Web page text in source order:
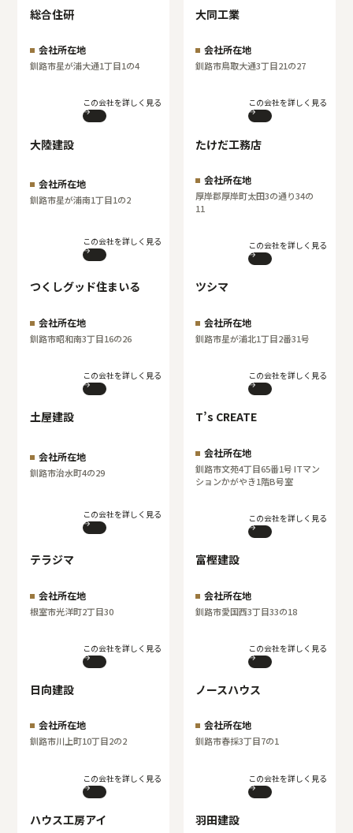
総合住研
会社所在地
釧路市星が浦大通1丁目1の4
この会社を詳しく見る
大同工業
会社所在地
釧路市鳥取大通3丁目21の27
この会社を詳しく見る
大陸建設
会社所在地
釧路市星が浦南1丁目1の2
この会社を詳しく見る
たけだ工務店
会社所在地
厚岸郡厚岸町太田3の通り34の
11
この会社を詳しく見る
つくしグッド住まいる
会社所在地
釧路市昭和南3丁目16の26
この会社を詳しく見る
ツシマ
会社所在地
釧路市星が浦北1丁目2番31号
この会社を詳しく見る
土屋建設
会社所在地
釧路市治水町4の29
この会社を詳しく見る
T’s CREATE
会社所在地
釧路市文苑4丁目65番1号 ITマン
ションかがやき1階B号室
この会社を詳しく見る
テラジマ
会社所在地
根室市光洋町2丁目30
この会社を詳しく見る
富樫建設
会社所在地
釧路市愛国西3丁目33の18
この会社を詳しく見る
日向建設
会社所在地
釧路市川上町10丁目2の2
この会社を詳しく見る
ノースハウス
会社所在地
釧路市春採3丁目7の1
この会社を詳しく見る
ハウス工房アイ 羽田建設